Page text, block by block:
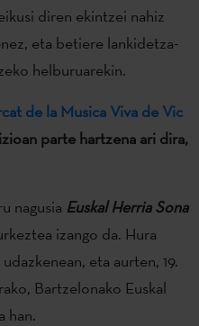
diren ekintzei nahiz
eta betiere lankidetza-
helburuarekin.
de la Musica Viva de Vic
parte hartzena ari dira,
nagusia Euskal Herria Sona
izango da. Hura
eta aurten, 19.
Bartzelonako Euskal
han.